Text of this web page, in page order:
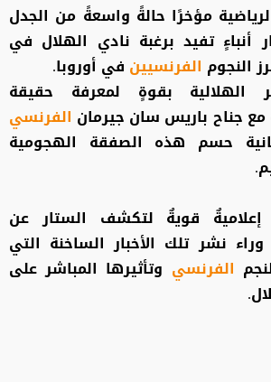
مؤخرًا حالةً واسعةً من الجدل
أنباءٍ تفيد برغبة نادي الهلال في
النجوم الفرنسيين في أوروبا.
الهلالية بقوةٍ لمعرفة حقيقة
مع جناح باريس سان جيرمان الفرنسي
حسم هذه الصفقة الهجومية
قويةٌ لتكشف الستار عن
وراء نشر تلك الأخبار الساخنة التي
الفرنسي وتأثيرها المباشر على